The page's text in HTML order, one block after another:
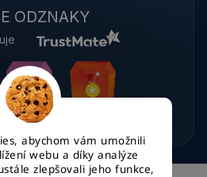
abychom vám umožnili
webu a díky analýze
zlepšovali jeho funkce,
ODZNAKY